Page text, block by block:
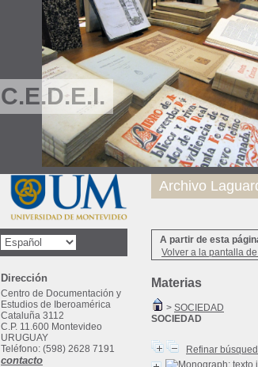
C.E.D.E.I.
A partir de esta
Volver a la pantalla
Materias
> SOCIEDAD
SOCIEDAD
Refinar
Archivo
Dirección
Centro de Documentación y
Estudios de Iberoamérica
Cataluña 3112
C.P. 11.600 Montevideo
URUGUAY
Teléfono: (598) 2628 7191
contacto